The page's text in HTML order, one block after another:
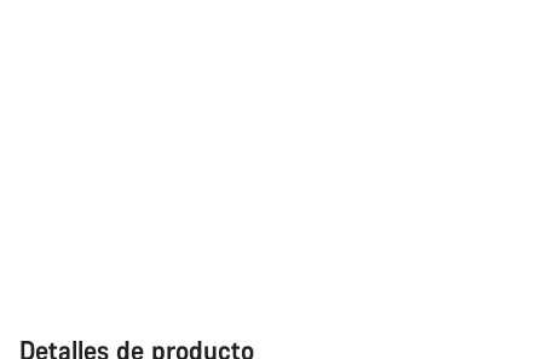
Detalles de producto